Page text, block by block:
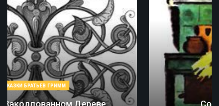
СКАЗКИ БРАТЬЕВ ГРИММ
Соломинка, Уголь И Боб